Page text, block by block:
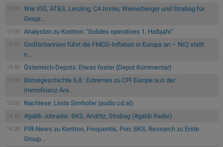
18:05
Wie VIG, AT&S, Lenzing, CA Immo, Wienerberger und Strabag für
Gespr...
17:05 Analysten zu Kontron: "Solides operatives 1. Halbjahr"
16:50
Großbritannien führt die FMCG-Inflation in Europa an – NIQ stellt
n...
15:40 Österreich-Depots: Etwas fester (Depot Kommentar)
15:20
Börsegeschichte 6.8.: Extremes zu CPI Europe aus der
Immofinanz-Ära...
15:00 Nachlese: Linda Simhofer (audio cd.at)
14:40 #gabb Jobradar: BKS, Andritz, Strabag (#gabb Radar)
14:20
PIR-News zu Kontron, Frequentis, Porr, BKS, Research zu Erste
Group...